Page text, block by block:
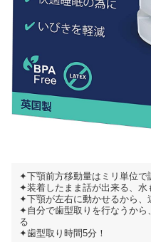
✦下顎前方移動量はミリ単位
✦装着したまま話が出来る、水
✦下顎が左右に動かせるから、
✦自分で歯型取りを行なうから
る
✦歯型取り時間5分！